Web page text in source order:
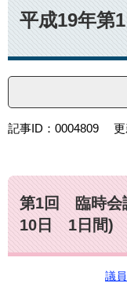
文
平成19年第
記事ID：0004809
第1回 臨時会
10日 1日間)
議